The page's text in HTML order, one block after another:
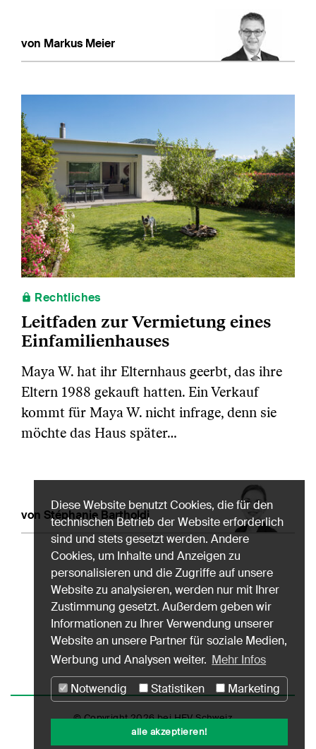
von Markus Meier
Rechtliches
Leitfaden zur Vermietung eines
Einfamilienhauses
Maya W. hat ihr Elternhaus geerbt, das ihre
Eltern 1988 gekauft hatten. Ein Verkauf
kommt für Maya W. nicht infrage, denn sie
möchte das Haus später…
von Stéphanie Bartholdi
© Copyright 2026 bei HEV Schweiz
Datenschutz Nutzungshinweise
Diese Website benutzt Cookies, die für den
technischen Betrieb der Website erforderlich
sind und stets gesetzt werden. Andere
Cookies, um Inhalte und Anzeigen zu
personalisieren und die Zugriffe auf unsere
Website zu analysieren, werden nur mit Ihrer
Zustimmung gesetzt. Außerdem geben wir
Informationen zu Ihrer Verwendung unserer
Website an unsere Partner für soziale Medien,
Werbung und Analysen weiter. Mehr Infos
Notwendig
Statistiken Marketing
alle akzeptieren!